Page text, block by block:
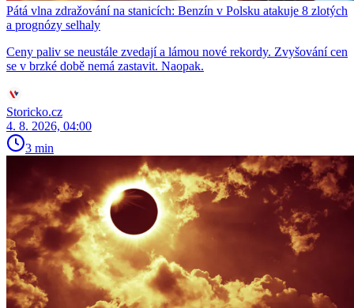
Pátá vlna zdražování na stanicích: Benzín v Polsku atakuje 8 zlotých
a prognózy selhaly
Ceny paliv se neustále zvedají a lámou nové rekordy. Zvyšování cen
se v brzké době nemá zastavit. Naopak.
Storicko.cz
4. 8. 2026, 04:00
3 min